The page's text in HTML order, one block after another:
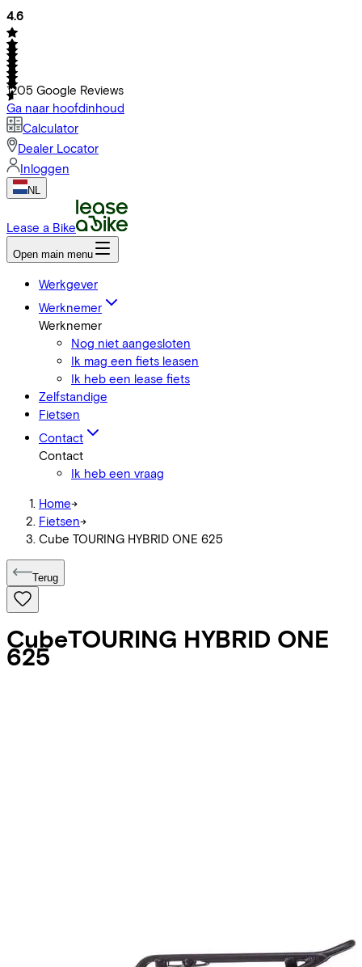
4.6
1205 Google Reviews
Ga naar hoofdinhoud
Calculator
Dealer Locator
Inloggen
NL
Lease a Bike
Open main menu
Werkgever
Werknemer
Werknemer
Nog niet aangesloten
Ik mag een fiets leasen
Ik heb een lease fiets
Zelfstandige
Fietsen
Contact
Contact
Ik heb een vraag
Home->
Fietsen->
Cube TOURING HYBRID ONE 625
Terug
CubeTOURING HYBRID ONE
625